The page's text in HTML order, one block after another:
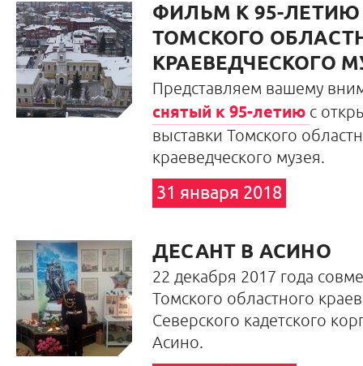
ФИЛЬМ К 95-
ТОМСКОГО
КРАЕВЕДЧЕСКОГО
Представляем вашему
снятый к 95-летию с
выставки Томского
краеведческого музея.
31 января 2018
ДЕСАНТ В АСИНО
22 декабря 2017 года
Томского областного
Северского кадетского
Асино.